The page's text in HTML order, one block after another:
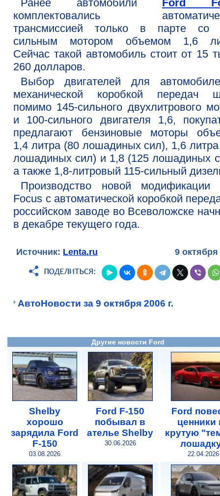
Ранее автомобили Ford
комплектовались
трансмиссией только в парте со
сильным мотором объемом 1,6
Сейчас такой автомобиль стоит от 15
260 долларов.
Выбор двигателей для
механической коробкой передач
помимо 145-сильного двухлитрового
и 100-сильного двигателя 1,6,
предлагают бензиновые моторы
1,4 литра (80 лошадиных сил), 1,6 литра
лошадиных сил) и 1,8 (125 лошадиных
а также 1,8-литровый 115-сильный
Производство новой модификации
Focus с автоматической коробкой
российском заводе во Всеволожске
в декабре текущего года.
Источник: Lenta.ru 9 октября
АвтоНовости за 9 октября 2006 г.
Другие новости Ford
Shelby
хорошо
зарядила Ford
F-150
03.08.2026
Ford F-150
побывал в
ателье Shelby
30.06.2026
Ford
ценники
крутую
22.04.2026